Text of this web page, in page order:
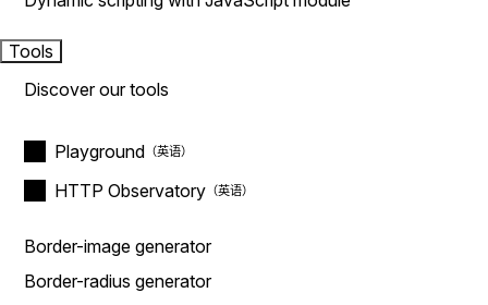
Tools
Discover our tools
Playground
HTTP Observatory
Border-image generator
Border-radius generator